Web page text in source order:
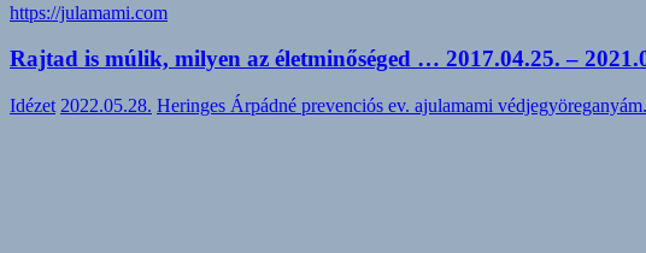
https://julamami.com
Rajtad is múlik, milyen az életminőséged … 2017.04.25. –
Idézet 2022.05.28. Heringes Árpádné prevenciós ev. ajulamami